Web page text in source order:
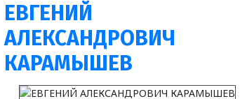
ЕВГЕНИЙ
АЛЕКСАНДРОВИЧ
КАРАМЫШЕВ